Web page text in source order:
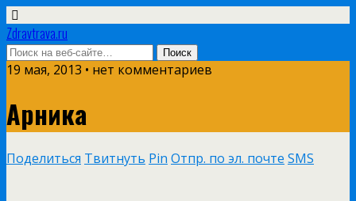
Zdravtrava.ru
19 мая, 2013 • нет комментариев
Арника
Поделиться Твитнуть Pin Отпр. по эл. почте SMS